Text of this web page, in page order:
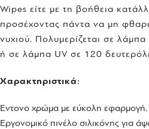
Wipes είτε με τη βοήθεια
προσέχοντας πάντα να μη
νυχιού. Πολυμερίζεται σε
ή σε λάμπα UV σε 120
Χαρακτηριστικά:
Έντονο χρώμα με εύκολη εφαρμογή.
Εργονομικό πινέλο σιλικόνης για